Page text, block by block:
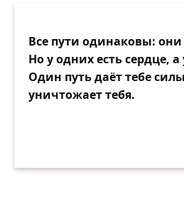
Все пути одинаковы:
Но у одних есть сердце,
Один путь даёт тебе
уничтожает тебя.